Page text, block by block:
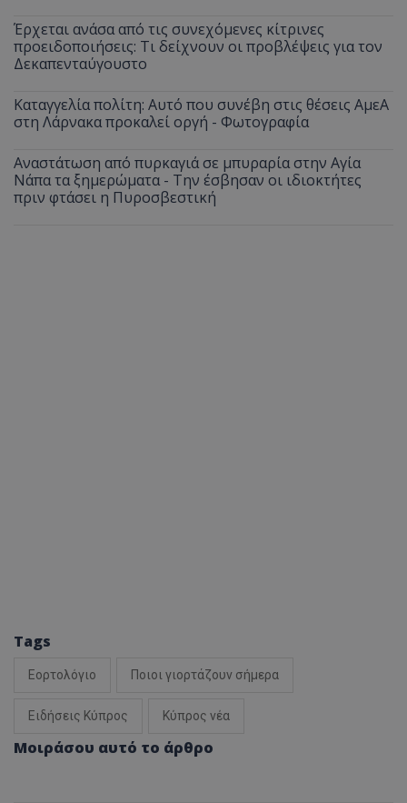
Έρχεται ανάσα από τις συνεχόμενες κίτρινες
προειδοποιήσεις: Τι δείχνουν οι προβλέψεις για τον
Δεκαπενταύγουστο
Καταγγελία πολίτη: Αυτό που συνέβη στις θέσεις ΑμεΑ
στη Λάρνακα προκαλεί οργή - Φωτογραφία
Αναστάτωση από πυρκαγιά σε μπυραρία στην Αγία
Νάπα τα ξημερώματα - Την έσβησαν οι ιδιοκτήτες
πριν φτάσει η Πυροσβεστική
Tags
Εορτολόγιο Ποιοι γιορτάζουν σήμερα
Ειδήσεις Κύπρος Κύπρος νέα
Μοιράσου αυτό το άρθρο